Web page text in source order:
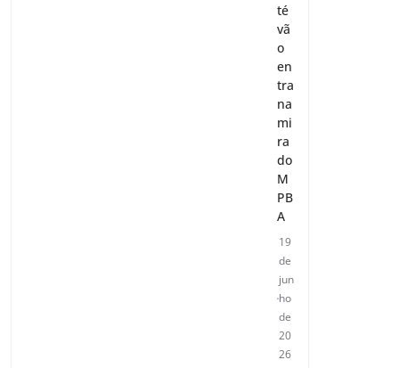
té
vã
o
en
tra
na
mi
ra
do
M
PB
A
19
de
jun
ho
de
20
26